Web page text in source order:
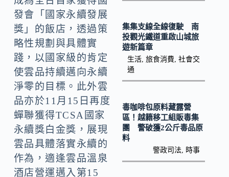
k
發會「國家永續發展
獎」的飯店，透過策
略性規劃與具體實
踐，以國家級的肯定
使雲品持續邁向永續
淨零的目標。此外雲
品亦於11月15日再度
蟬聯獲得TCSA國家
永續獎白金獎，展現
雲品具體落實永續的
作為，適逢雲品溫泉
酒店營運邁入第15
集集支線全線復駛 南
投觀光鐵道重啟山城旅
遊新篇章
生活, 旅食消費 社會交
通
毒咖啡包原料藏露營
區！越籍移工組販毒集
團 警破獲2公斤毒品原
料
警政司法 時事